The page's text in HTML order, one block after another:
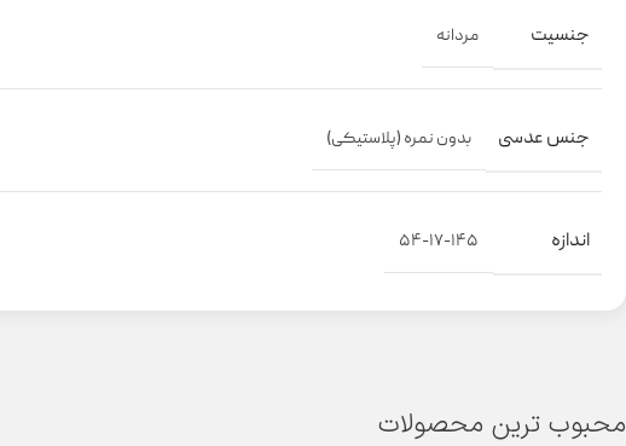
جنسیت مردانه
جنس عدسی بدون نمره (پلاستیکی)
اندازه ۵۴-۱۷-۱۴۵
محبوب ترین محصولات